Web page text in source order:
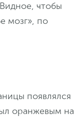
чтобы
мозг», по
появлялся
оранжевым на